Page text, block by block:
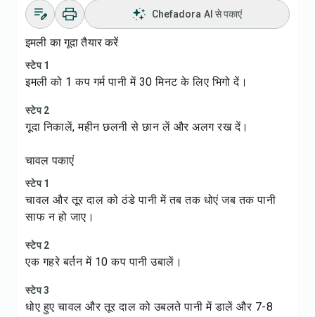
Chefadora AI से पकाएं
इमली का गूदा तैयार करें
स्टेप 1
इमली को 1 कप गर्म पानी में 30 मिनट के लिए भिगो दें।
स्टेप 2
गूदा निकालें, महीन छलनी से छान लें और अलग रख दें।
चावल पकाएं
स्टेप 1
चावल और तूर दाल को ठंडे पानी में तब तक धोएं जब तक पानी
साफ न हो जाए।
स्टेप 2
एक गहरे बर्तन में 10 कप पानी उबालें।
स्टेप 3
धोए हुए चावल और तूर दाल को उबलते पानी में डालें और 7-8